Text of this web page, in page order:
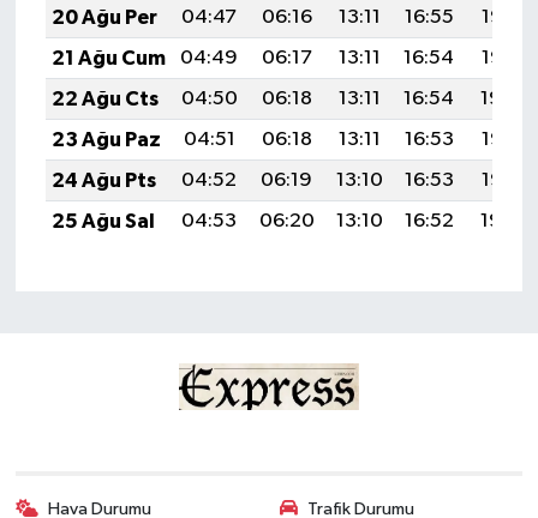
20 Ağu Per
04:47 06:16 13:11 16:55
19:57
21 Ağu Cum
04:49 06:17 13:11 16:54
19:56
22 Ağu Cts
04:50 06:18 13:11 16:54
19:54
23 Ağu Paz
04:51 06:18 13:11 16:53
19:53
24 Ağu Pts
04:52 06:19 13:10 16:53
19:52
25 Ağu Sal
04:53 06:20 13:10 16:52 19:50
Hava Durumu Trafik Durumu